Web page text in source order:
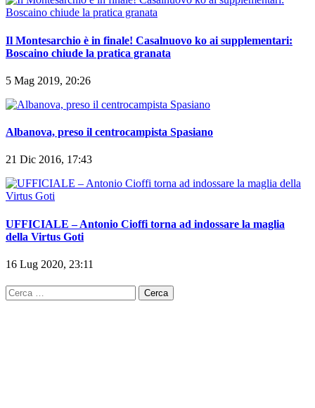
Il Montesarchio è in finale! Casalnuovo ko ai supplementari:
Boscaino chiude la pratica granata
5 Mag 2019, 20:26
Albanova, preso il centrocampista Spasiano
21 Dic 2016, 17:43
UFFICIALE – Antonio Cioffi torna ad indossare la maglia
della Virtus Goti
16 Lug 2020, 23:11
Ricerca
per: